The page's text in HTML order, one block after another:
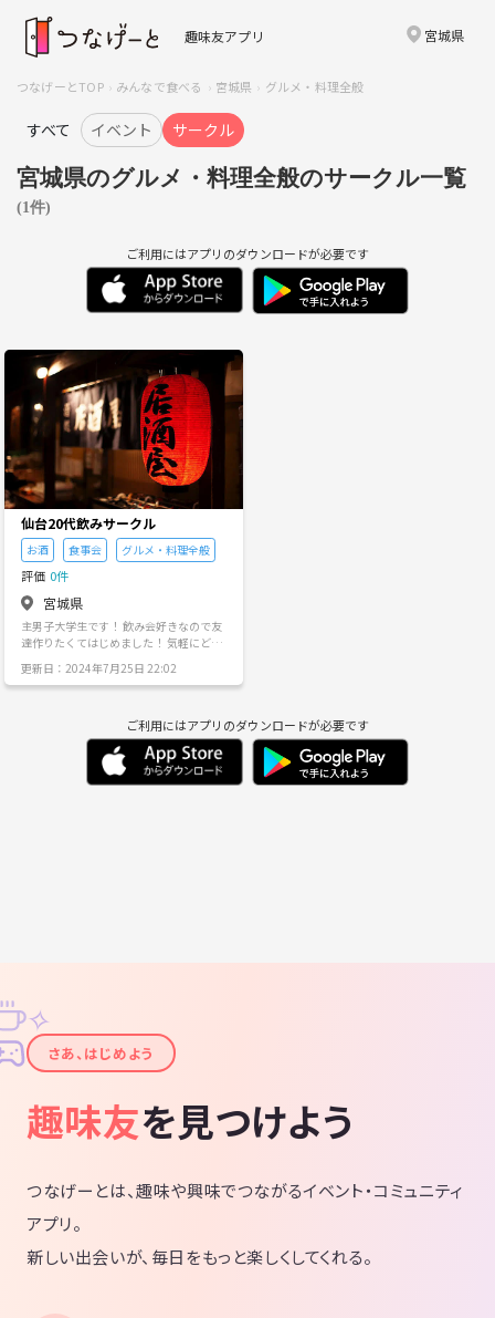
趣味友アプリ 宮城県
つなげーとTOP みんなで食べる 宮城県 グルメ・料理全般
すべて イベント サークル
宮城県のグルメ・料理全般のサークル一覧
(1件)
ご利用にはアプリのダウンロードが必要です
仙台20代飲みサークル
お酒 食事会 グルメ・料理全般
評価 0件
宮城県
主男子大学生です！ 飲み会好きなので友
達作りたくてはじめました！ 気軽にどう
更新日：2024年7月25日 22:02
ご利用にはアプリのダウンロードが必要です
✦
✧
さあ、はじめよう
趣味友を見つけよう
つなげーとは、趣味や興味でつながるイベント・コミュニティ
アプリ。
新しい出会いが、毎日をもっと楽しくしてくれる。